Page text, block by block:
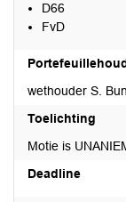
D66
FvD
wethouder S.
Toelichting
Motie is
Deadline